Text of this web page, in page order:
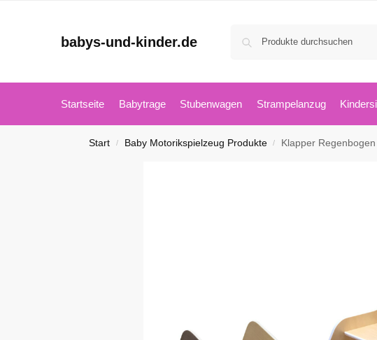
babys-und-kinder.de
Startseite Babytrage Stubenwagen Strampelanzug
Start / Baby Motorikspielzeug Produkte / Klapper